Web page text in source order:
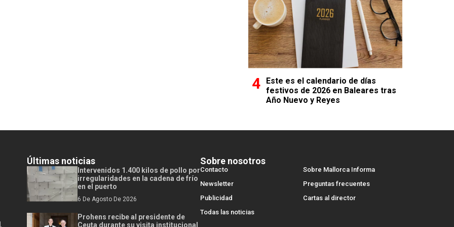
Este es el calendario de días
festivos de 2026 en Baleares tras
Año Nuevo y Reyes
Últimas noticias
Intervenidos 1.400 kilos de pollo por
irregularidades en la cadena de frío
en el puerto
6 De Agosto De 2026
Prohens recibe al presidente de
Ceuta durante su visita institucional
Sobre nosotros
Contacto
Sobre Mallorca Informa
Newsletter
Preguntas frecuentes
Publicidad
Cartas al director
Todas las noticias